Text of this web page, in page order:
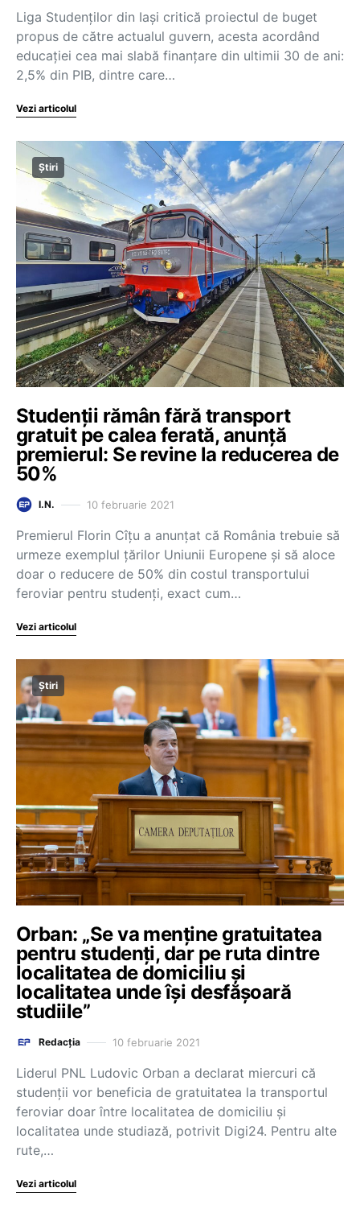
Liga Studenților din Iași critică proiectul de buget
propus de către actualul guvern, acesta acordând
educației cea mai slabă finanțare din ultimii 30 de ani:
2,5% din PIB, dintre care…
Vezi articolul
Știri
Studenții rămân fără transport
gratuit pe calea ferată, anunță
premierul: Se revine la reducerea de
50%
I.N. 10 februarie 2021
Premierul Florin Cîțu a anunțat că România trebuie să
urmeze exemplul țărilor Uniunii Europene și să aloce
doar o reducere de 50% din costul transportului
feroviar pentru studenți, exact cum…
Vezi articolul
Știri
Orban: „Se va menține gratuitatea
pentru studenți, dar pe ruta dintre
localitatea de domiciliu și
localitatea unde își desfășoară
studiile”
Redacția 10 februarie 2021
Liderul PNL Ludovic Orban a declarat miercuri că
studenții vor beneficia de gratuitatea la transportul
feroviar doar între localitatea de domiciliu și
localitatea unde studiază, potrivit Digi24. Pentru alte
rute,…
Vezi articolul